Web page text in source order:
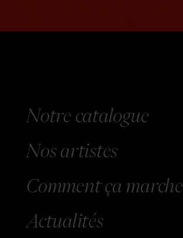
Notre catalogue
Nosartistes
Commentça marche
Actualités